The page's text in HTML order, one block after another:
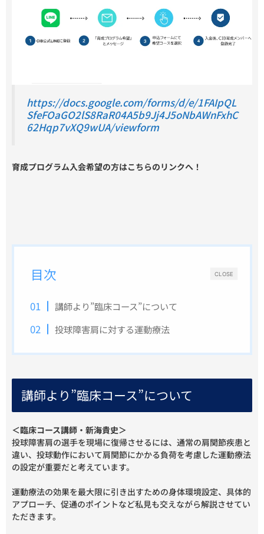
https://docs.google.com/forms/d/e/1FAIpQL
SfeFOaGO2lS8RaR04A5b9Jj4J5oNbAWnFxhC
62Hqp7vXQ9wUA/viewform
育成プログラム入会希望の方はこちらのリンクへ！
CLOSE
目次
講師より”臨床コース”について
投球障害肩に対する運動療法
講師より”臨床コース”について
＜臨床コース講師・新海貴史＞
投球障害肩の選手を現場に復帰させるには、通常の肩関節疾患と
違い、投球動作において肩関節にかかる負荷を考慮した運動療法
の設定が重要だと考えています。
運動療法の効果を最大限に引き出すための身体環境設定、具体的
アプローチ、促通のポイントなど私見も交えながら解説させてい
ただきます。